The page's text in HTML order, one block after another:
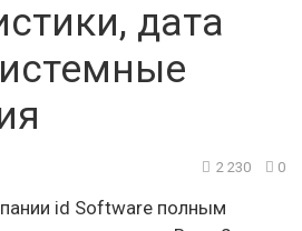
дата
2 230 0
id Software полным